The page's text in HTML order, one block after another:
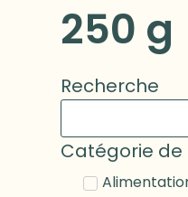
250 g
Recherche
Catégorie de